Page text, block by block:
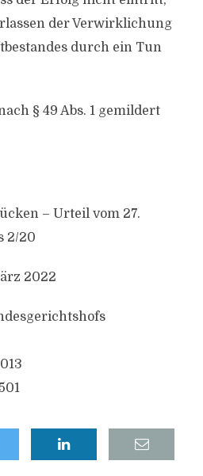
der Verwirklichung
durch ein Tun
§ 49 Abs. 1 gemildert
– Urteil vom 27.
2/20
2022